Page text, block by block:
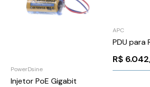
PowerDsine
Injetor PoE Gigabit
APC
PDU para
R$